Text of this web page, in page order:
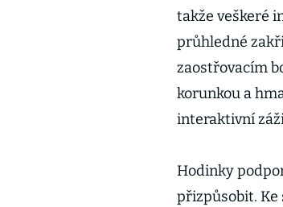
takže veškeré
průhledné
zaostřovacím
korunkou a
interaktivní
Hodinky
přizpůsobit. Ke